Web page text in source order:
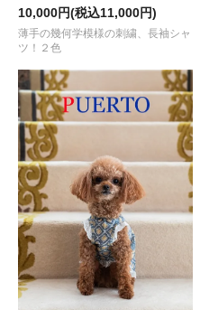
10,000円(税込11,000円)
薄手の幾何学模様の刺繍、長袖シャ
ツ！２色